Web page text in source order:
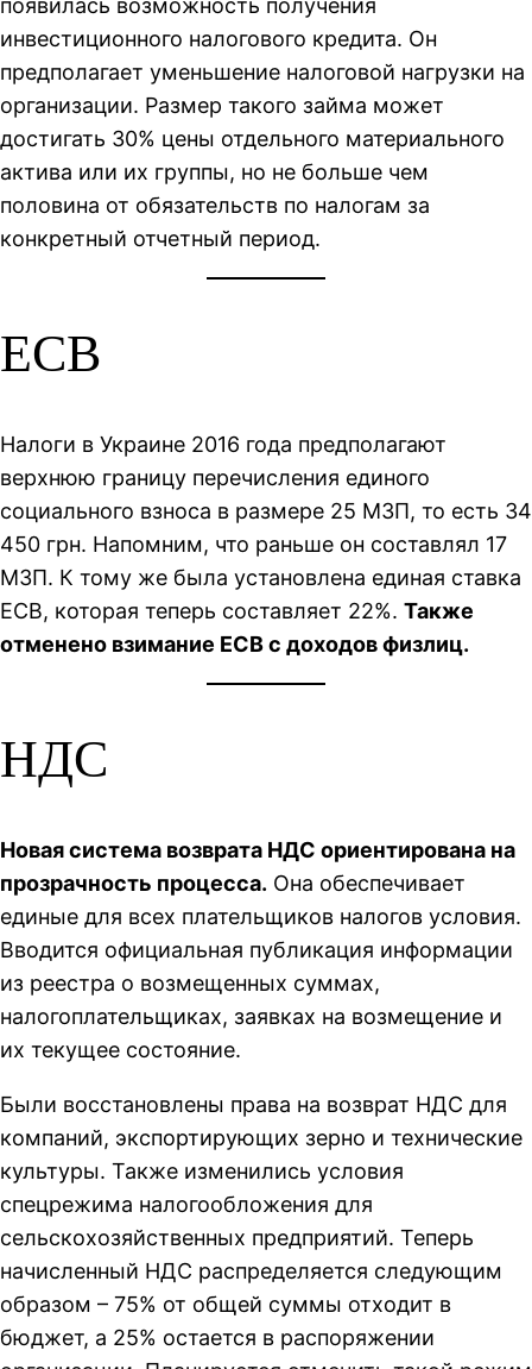
появилась возможность получения
инвестиционного налогового кредита. Он
предполагает уменьшение налоговой нагрузки на
организации. Размер такого займа может
достигать 30% цены отдельного материального
актива или их группы, но не больше чем
половина от обязательств по налогам за
конкретный отчетный период.
ЕСВ
Налоги в Украине 2016 года предполагают
верхнюю границу перечисления единого
социального взноса в размере 25 МЗП, то есть 34
450 грн. Напомним, что раньше он составлял 17
МЗП. К тому же была установлена единая ставка
ЕСВ, которая теперь составляет 22%. Также
отменено взимание ЕСВ с доходов физлиц.
НДС
Новая система возврата НДС ориентирована на
прозрачность процесса. Она обеспечивает
единые для всех плательщиков налогов условия.
Вводится официальная публикация информации
из реестра о возмещенных суммах,
налогоплательщиках, заявках на возмещение и
их текущее состояние.
Были восстановлены права на возврат НДС для
компаний, экспортирующих зерно и технические
культуры. Также изменились условия
спецрежима налогообложения для
сельскохозяйственных предприятий. Теперь
начисленный НДС распределяется следующим
образом – 75% от общей суммы отходит в
бюджет, а 25% остается в распоряжении